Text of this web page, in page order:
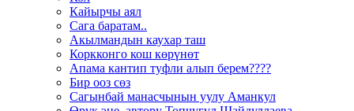
Кайырчы аял
Сага баратам..
Акылмандын каухар таш
Коркконго кош көрүнөт
Апама кантип туфли алып берем????
Бир ооз сөз
Сагынбай манасчынын уулу Аманкул